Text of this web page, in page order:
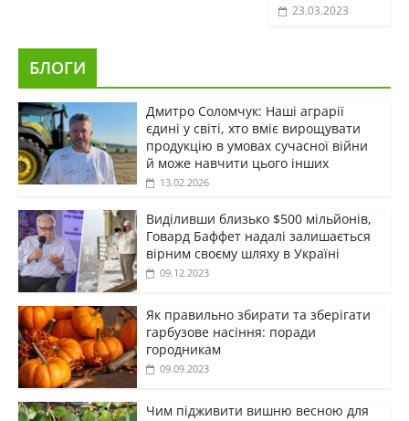
23.03.2023
БЛОГИ
Дмитро Соломчук: Наші аграрії
єдині у світі, хто вміє вирощувати
продукцію в умовах сучасної війни
й може навчити цього інших
13.02.2026
Виділивши близько $500 мільйонів,
Говард Баффет надалі залишається
вірним своєму шляху в Україні
09.12.2023
Як правильно збирати та зберігати
гарбузове насіння: поради
городникам
09.09.2023
Чим підживити вишню весною для